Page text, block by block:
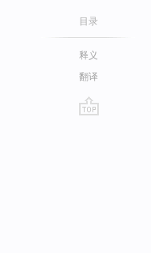
目录
释义
翻译